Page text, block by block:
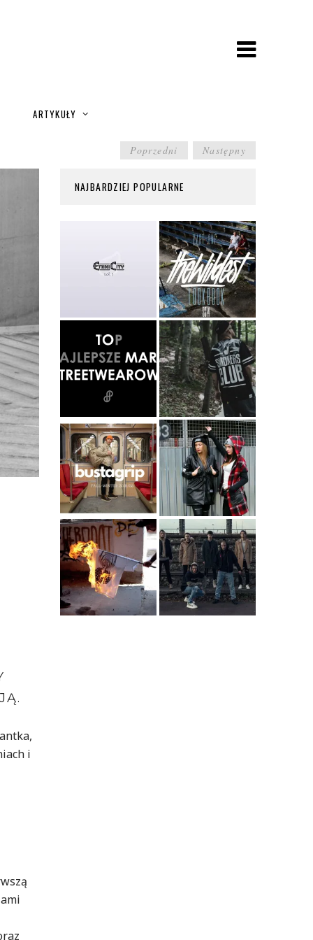
ARTYKUŁY
POST
NAVIGATION
Poprzedni Następny
i
NAJBARDZIEJ POPULARNE